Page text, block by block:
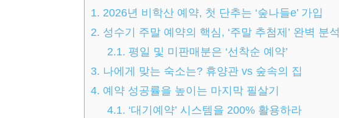
1. 2026년 비학산 예약, 첫 단추는 ‘숲나들e’ 가입
2. 성수기 주말 예약의 핵심, ‘주말 추첨제’ 완벽 분석
2.1. 평일 및 미판매분은 ‘선착순 예약’
3. 나에게 맞는 숙소는? 휴양관 vs 숲속의 집
4. 예약 성공률을 높이는 마지막 필살기
4.1. ‘대기예약’ 시스템을 200% 활용하라